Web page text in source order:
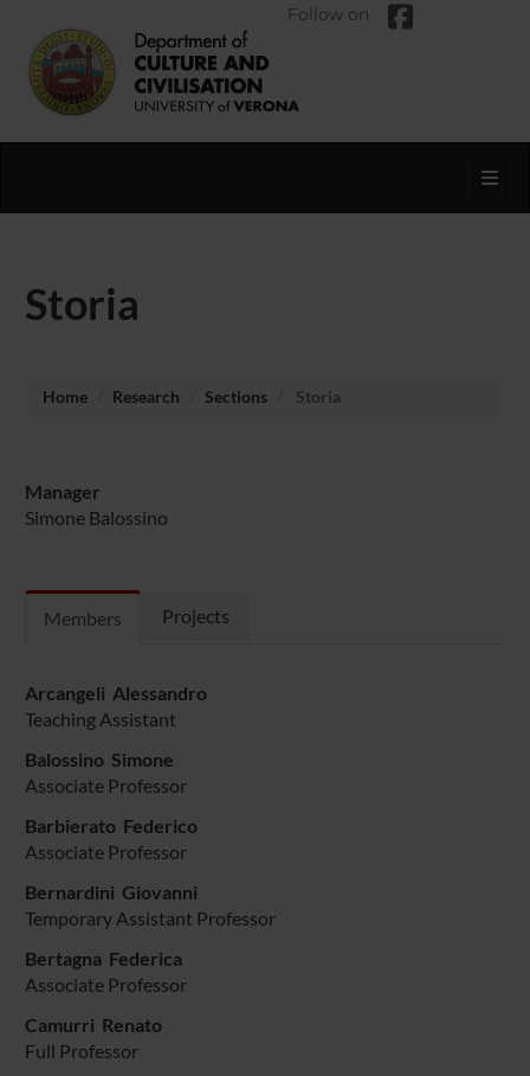
Follow on
Storia
Home Research Sections Storia
Manager
Simone Balossino
Members Projects
Arcangeli Alessandro
Teaching Assistant
Balossino Simone
Associate Professor
Barbierato Federico
Associate Professor
Bernardini Giovanni
Temporary Assistant Professor
Bertagna Federica
Associate Professor
Camurri Renato
Full Professor